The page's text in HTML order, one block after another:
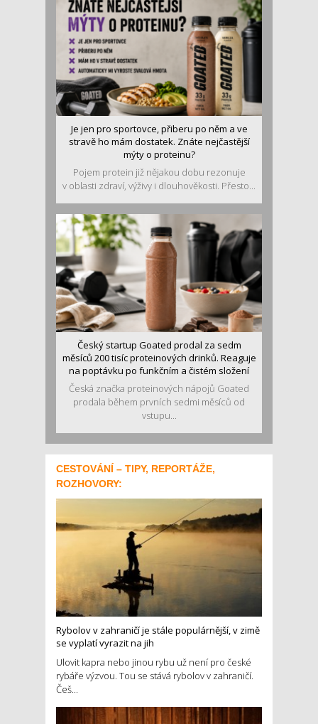
Je jen pro sportovce, přiberu po něm a ve
stravě ho mám dostatek. Znáte nejčastější
mýty o proteinu?
Pojem protein již nějakou dobu rezonuje
v oblasti zdraví, výživy i dlouhověkosti. Přesto...
Český startup Goated prodal za sedm
měsíců 200 tisíc proteinových drinků. Reaguje
na poptávku po funkčním a čistém složení
Česká značka proteinových nápojů Goated
prodala během prvních sedmi měsíců od
vstupu...
CESTOVÁNÍ – TIPY, REPORTÁŽE,
ROZHOVORY:
Rybolov v zahraničí je stále populárnější, v zimě
se vyplatí vyrazit na jih
Ulovit kapra nebo jinou rybu už není pro české
rybáře výzvou. Tou se stává rybolov v zahraničí.
Češ...